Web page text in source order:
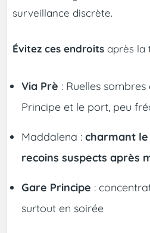
surveillance discrète.
Évitez ces endroits après la
Via Prè : Ruelles
Principe et le port, peu
Maddalena : charmant
recoins suspects après
Gare Principe :
surtout en soirée